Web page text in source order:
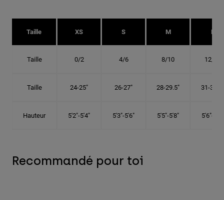
Taille XS S M L
Taille 0/2 4/6 8/10 12/14
Taille 24-25" 26-27" 28-29.5" 31-32.5"
Hauteur 5'2"-5'4" 5'3"-5'6" 5'5"-5'8" 5'6"-5'9"
Recommandé pour toi